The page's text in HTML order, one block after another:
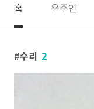
홈 우주인
수리 2